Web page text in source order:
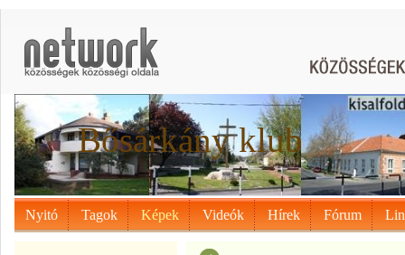
Bősárkány klub
Nyitó Tagok Képek Videók Hírek Fórum